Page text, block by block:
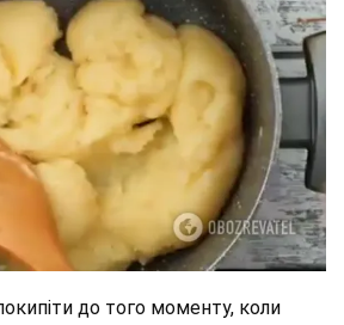
до того моменту, коли